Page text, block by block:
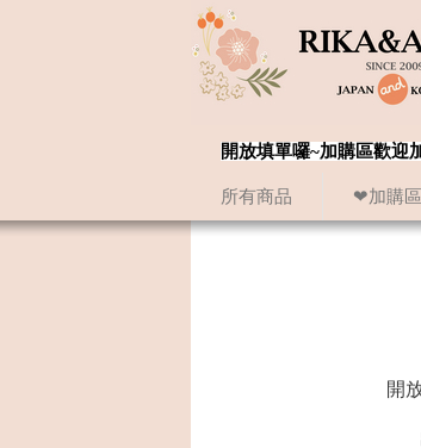
所有商品 ❤加購
開放填單囉~加購區歡迎